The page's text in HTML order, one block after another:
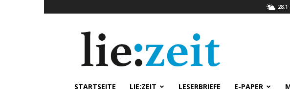
28.1
STARTSEITE LIE:ZEIT LESERBRIEFE E-PAPER